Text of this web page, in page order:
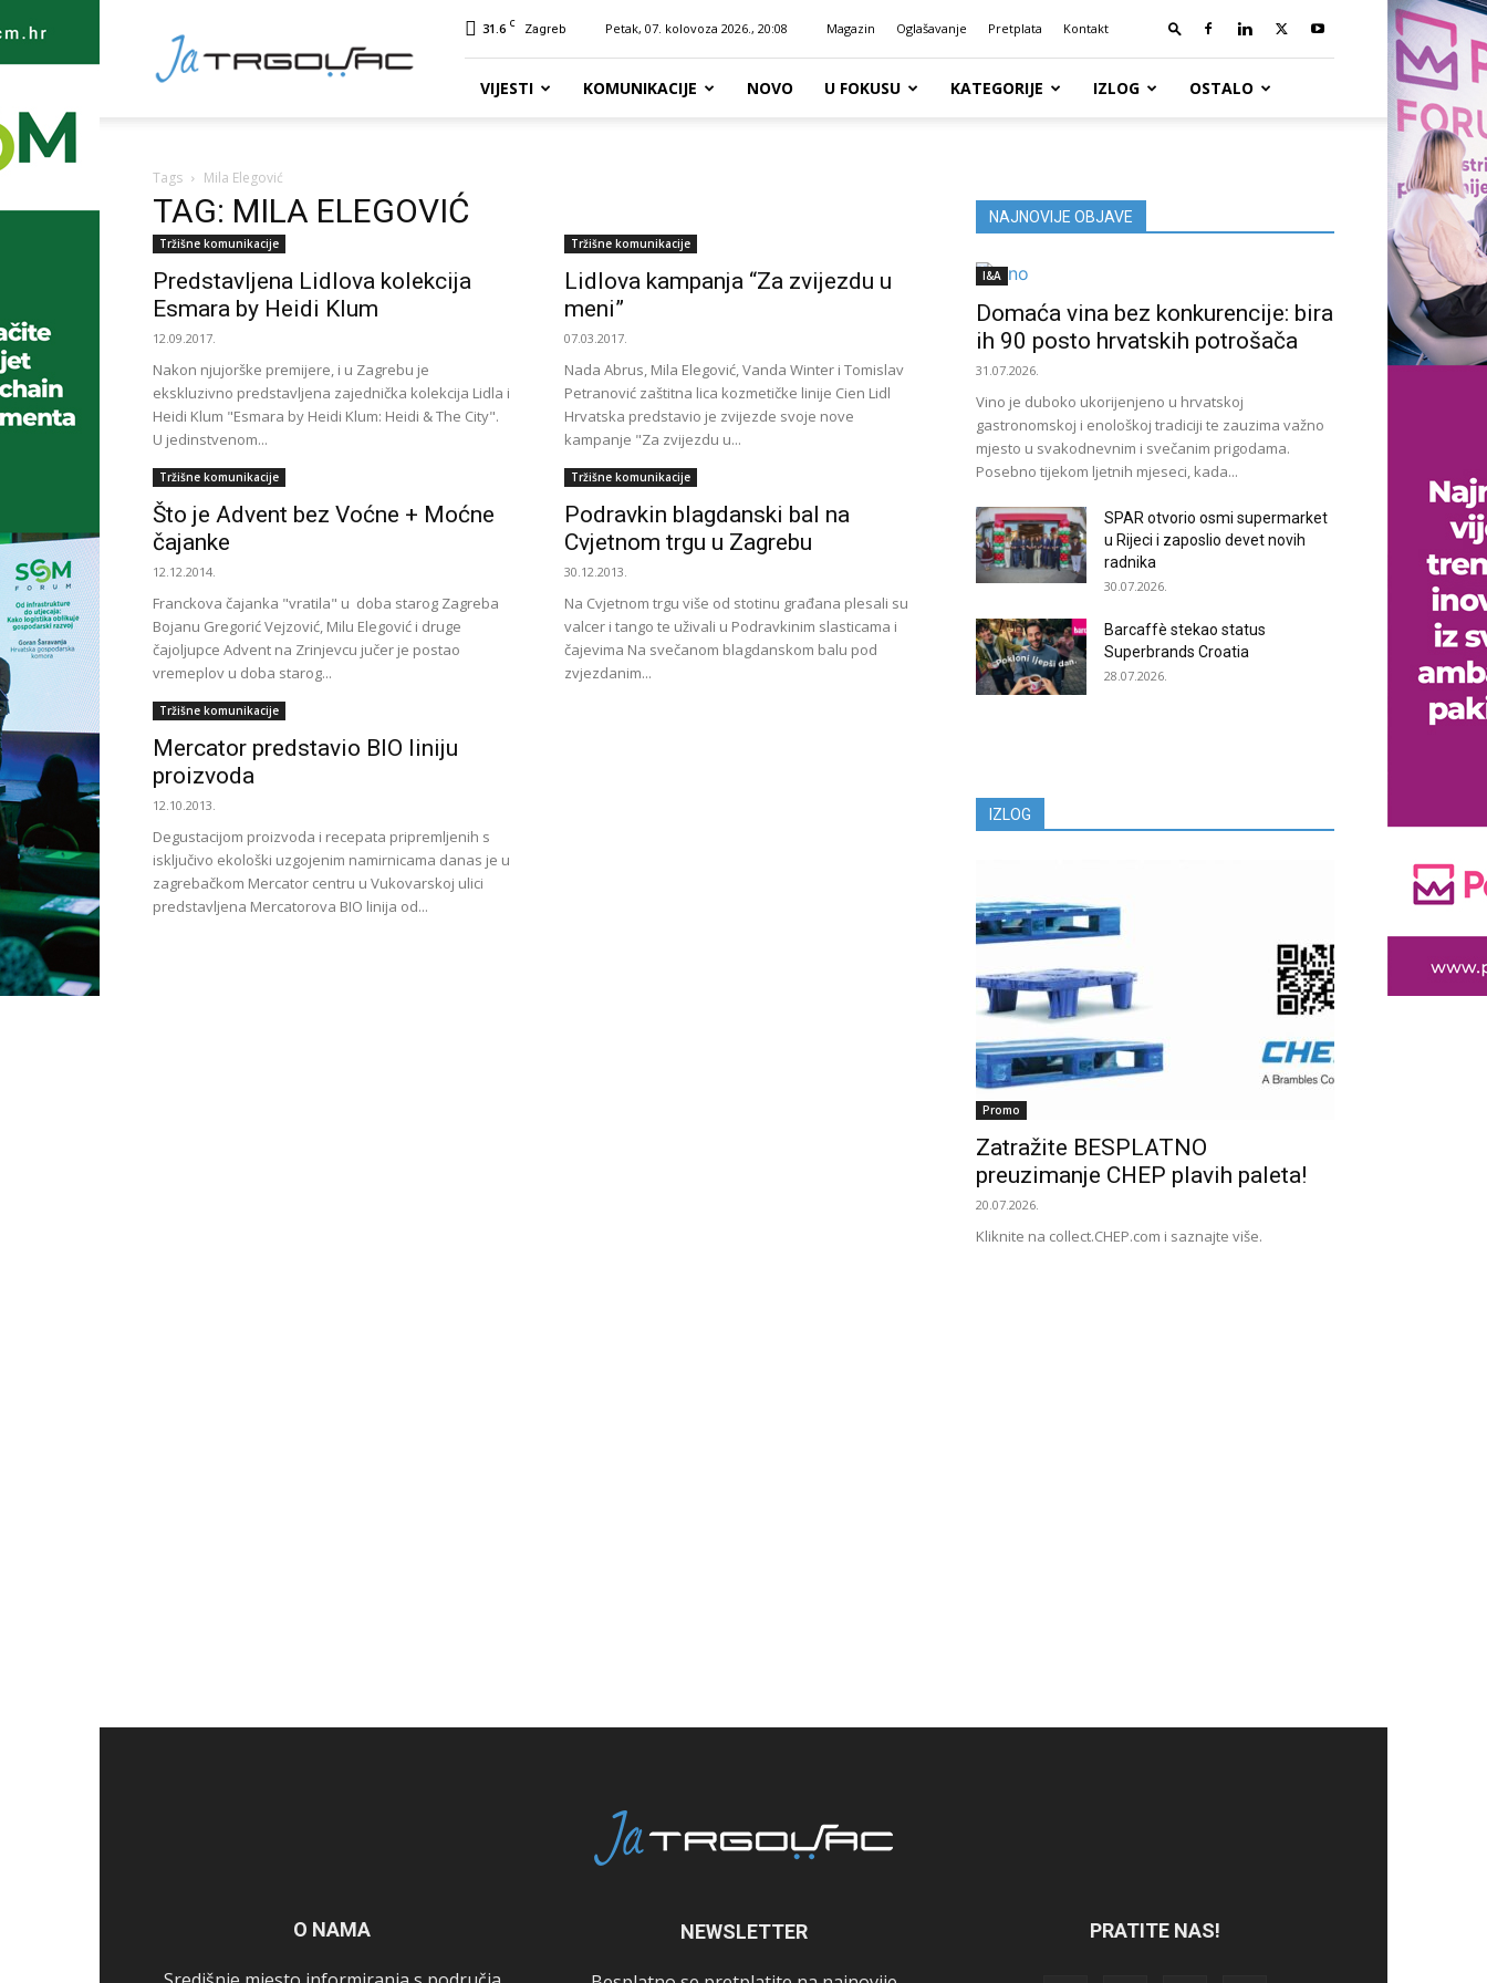
TRGOVAC
31.6 C Zagreb Petak, 07. kolovoza 2026., 20:08 Magazin Oglašavanje Pretplata Kontakt
VIJESTI KOMUNIKACIJE NOVO U FOKUSU KATEGORIJE IZLOG OSTALO
Tags Mila Elegović
TAG: MILA ELEGOVIĆ
Tržišne komunikacije
Predstavljena Lidlova kolekcija
Esmara by Heidi Klum
12.09.2017.
Nakon njujorške premijere, i u Zagrebu je
ekskluzivno predstavljena zajednička kolekcija Lidla i
Heidi Klum "Esmara by Heidi Klum: Heidi & The City".
U jedinstvenom...
Tržišne komunikacije
Lidlova kampanja “Za zvijezdu u
meni”
07.03.2017.
Nada Abrus, Mila Elegović, Vanda Winter i Tomislav
Petranović zaštitna lica kozmetičke linije Cien Lidl
Hrvatska predstavio je zvijezde svoje nove
kampanje "Za zvijezdu u...
Tržišne komunikacije
Što je Advent bez Voćne + Moćne
čajanke
12.12.2014.
Franckova čajanka "vratila" u doba starog Zagreba
Bojanu Gregorić Vejzović, Milu Elegović i druge
čajoljupce Advent na Zrinjevcu jučer je postao
vremeplov u doba starog...
Tržišne komunikacije
Podravkin blagdanski bal na
Cvjetnom trgu u Zagrebu
30.12.2013.
Na Cvjetnom trgu više od stotinu građana plesali su
valcer i tango te uživali u Podravkinim slasticama i
čajevima Na svečanom blagdanskom balu pod
zvjezdanim...
Tržišne komunikacije
Mercator predstavio BIO liniju
proizvoda
12.10.2013.
Degustacijom proizvoda i recepata pripremljenih s
isključivo ekološki uzgojenim namirnicama danas je u
zagrebačkom Mercator centru u Vukovarskoj ulici
predstavljena Mercatorova BIO linija od...
NAJNOVIJE OBJAVE
I&A
Domaća vina bez konkurencije: bira
ih 90 posto hrvatskih potrošača
31.07.2026.
Vino je duboko ukorijenjeno u hrvatskoj
gastronomskoj i enološkoj tradiciji te zauzima važno
mjesto u svakodnevnim i svečanim prigodama.
Posebno tijekom ljetnih mjeseci, kada...
SPAR otvorio osmi supermarket
u Rijeci i zaposlio devet novih
radnika
30.07.2026.
Barcaffè stekao status
Superbrands Croatia
28.07.2026.
IZLOG
Promo
Zatražite BESPLATNO
preuzimanje CHEP plavih paleta!
20.07.2026.
Kliknite na collect.CHEP.com i saznajte više.
O NAMA NEWSLETTER PRATITE NAS!